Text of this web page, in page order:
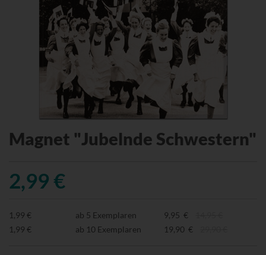
Magnet "Jubelnde Schwestern"
2,99 €
1,99 € ab 5 Exemplaren 9,95 €
1,99 €
ab 10 Exemplaren 19,90 €